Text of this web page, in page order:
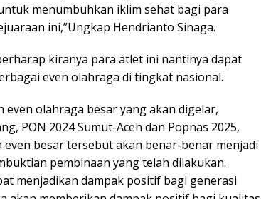
menumbuhkan iklim sehat bagi para
ini,”Ungkap Hendrianto Sinaga.
kiranya para atlet ini nantinya dapat
even olahraga di tingkat nasional.
even olahraga besar yang akan digelar,
PON 2024 Sumut-Aceh dan Popnas 2025,
besar tersebut akan benar-benar menjadi
pembinaan yang telah dilakukan.
menjadikan dampak positif bagi generasi